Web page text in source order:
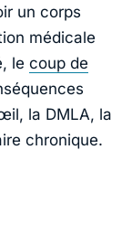
un corps
médicale
le coup de
la DMLA, la
chronique.